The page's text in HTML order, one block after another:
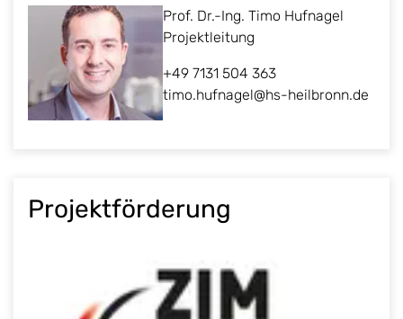
Prof. Dr.-Ing. Timo Hufnagel
Projektleitung
+49 7131 504 363
timo.hufnagel@hs-heilbronn.de
Projektförderung